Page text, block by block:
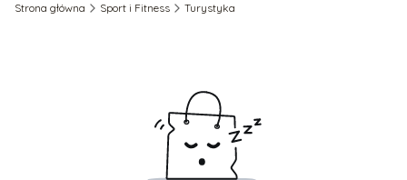
Strona główna Sport i Fitness Turystyka